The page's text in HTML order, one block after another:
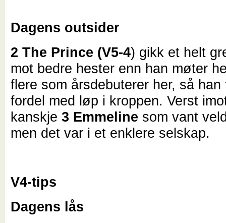
Dagens outsider
2 The Prince (V5-4) gikk et helt
mot bedre hester enn han møter
flere som årsdebuterer her, så han
fordel med løp i kroppen. Verst
kanskje3 Emmeline som vant
men det var i et enklere selskap.
V4-tips
Dagens lås